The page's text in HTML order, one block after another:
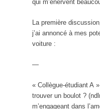
qui m’énervent
La première
j’ai annoncé à mes
voiture :
—
« Collègue-étudiant A
trouver un boulot ?
m’engageant dans